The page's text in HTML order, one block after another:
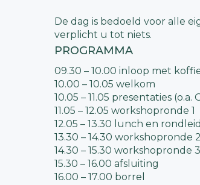
De dag is bedoeld voor alle
verplicht u tot niets.
PROGRAMMA
09.30 – 10.00 inloop met
10.00 – 10.05 welkom
10.05 – 11.05 presentaties
11.05 – 12.05 workshopronde 1
12.05 – 13.30 lunch en
13.30 – 14.30 workshopronde 2
14.30 – 15.30 workshopronde 3
15.30 – 16.00 afsluiting
16.00 – 17.00 borrel